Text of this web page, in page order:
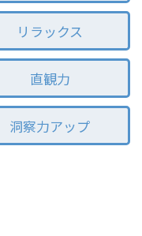
リラックス
直観力
洞察力アップ